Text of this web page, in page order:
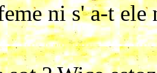
ni s' a-t ele